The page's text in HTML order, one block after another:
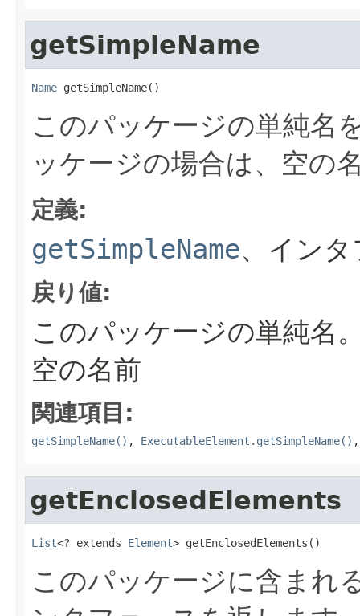
getSimpleName
Name getSimpleName()
このパッケージの単純名
ッケージの場合は、空の
定義:
getSimpleName、イン
戻り値:
このパッケージの単純名
空の名前
関連項目:
getSimpleName() , ExecutableElement.getSimpleName()
getEnclosedElements
List<? extends Element> getEnclosedElements()
このパッケージに含まれ